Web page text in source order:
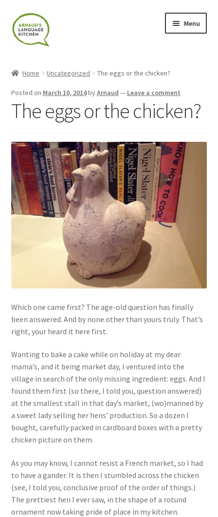
Skip
to
navigation
Skip
to
content
Menu
Blog
Checkout
Contact
Contact Me
Privacy Policy
Privacy Tools
Shop
Terms and Conditions
Categories
Locations
My Bookings
Home Uncategorized The eggs or the chicken?
Posted on March 10, 2014byArnaud — Leave a comment
The eggs or the chicken?
Which one came first? The age-old question has finally
been answered. And by none other than yours truly. That’s
right, your heard it here first.
Wanting to bake a cake while on holiday at my dear
mama’s, and it being market day, I ventured into the
village in search of the only missing ingredient: eggs. And I
found them first (so there, I told you, question answered)
at the smallest stall in that day’s market, (wo)manned by
a sweet lady selling her hens’ production. So a dozen I
bought, carefully packed in cardboard boxes with a pretty
chicken picture on them.
As you may know, I cannot resist a French market, so I had
to have a gander. It is then I stumbled across the chicken
(see, I told you, conclusive proof of the order of things.)
The prettiest hen I ever saw, in the shape of a rotund
ornament now taking pride of place in my kitchen.